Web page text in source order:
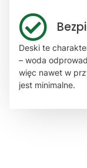
Deski te
– woda
więc nawet w
jest minimalne.